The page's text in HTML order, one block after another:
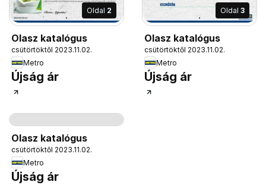
Oldal 2
Olasz katalógus
csütörtöktől 2023.11.02.
Metro
Újság ár
Oldal 3
Olasz katalógus
csütörtöktől 2023.11.02.
Metro
Újság ár
Olasz katalógus
csütörtöktől 2023.11.02.
Metro
Újság ár